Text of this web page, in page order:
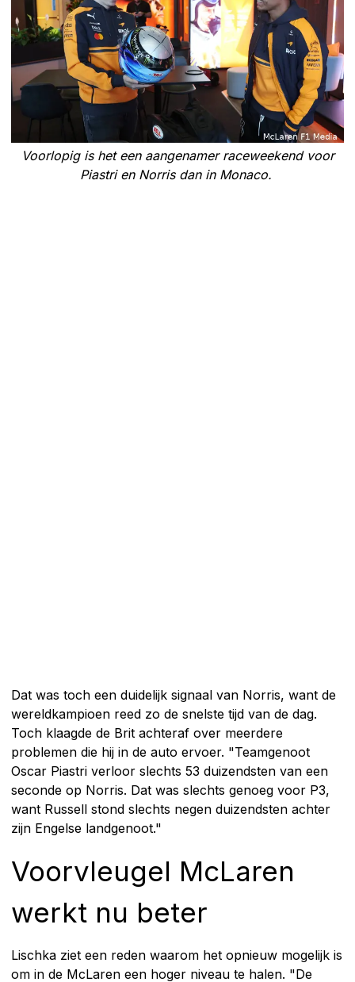
Voorlopig is het een aangenamer raceweekend voor
Piastri en Norris dan in Monaco.
Dat was toch een duidelijk signaal van Norris, want de
wereldkampioen reed zo de snelste tijd van de dag.
Toch klaagde de Brit achteraf over meerdere
problemen die hij in de auto ervoer. "Teamgenoot
Oscar Piastri verloor slechts 53 duizendsten van een
seconde op Norris. Dat was slechts genoeg voor P3,
want Russell stond slechts negen duizendsten achter
zijn Engelse landgenoot."
Voorvleugel McLaren
werkt nu beter
Lischka ziet een reden waarom het opnieuw mogelijk is
om in de McLaren een hoger niveau te halen. "De